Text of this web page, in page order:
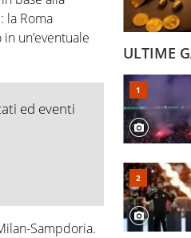
la Roma
un’eventuale
ed eventi
Sampdoria.
ULTIME